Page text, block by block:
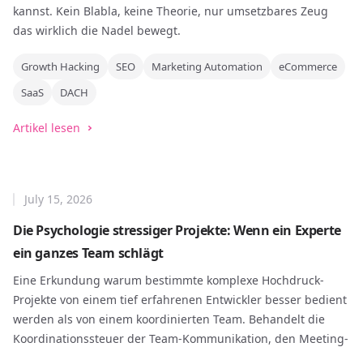
kannst. Kein Blabla, keine Theorie, nur umsetzbares Zeug
das wirklich die Nadel bewegt.
Growth Hacking SEO Marketing Automation
eCommerce
SaaS
DACH
Artikel lesen
Die Psychologie stressiger Projekte: Wenn ein Experte
ein ganzes Team schlägt
July 15, 2026
Eine Erkundung warum bestimmte komplexe Hochdruck-
Projekte von einem tief erfahrenen Entwickler besser bedient
werden als von einem koordinierten Team. Behandelt die
Koordinationssteuer der Team-Kommunikation, den Meeting-